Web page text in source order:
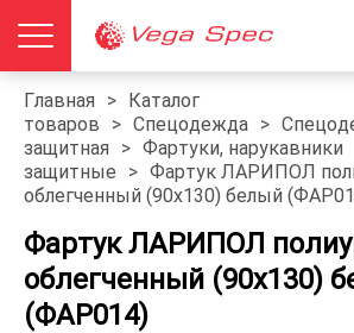
Главная > Каталог
товаров
> Спецодежда >
защитная
> Фартуки, нарукавники
защитные
> Фартук ЛАРИПОЛ
облегченный (90х130) белый
Фартук ЛАРИПОЛ
облегченный (90х130)
(ФАР014)